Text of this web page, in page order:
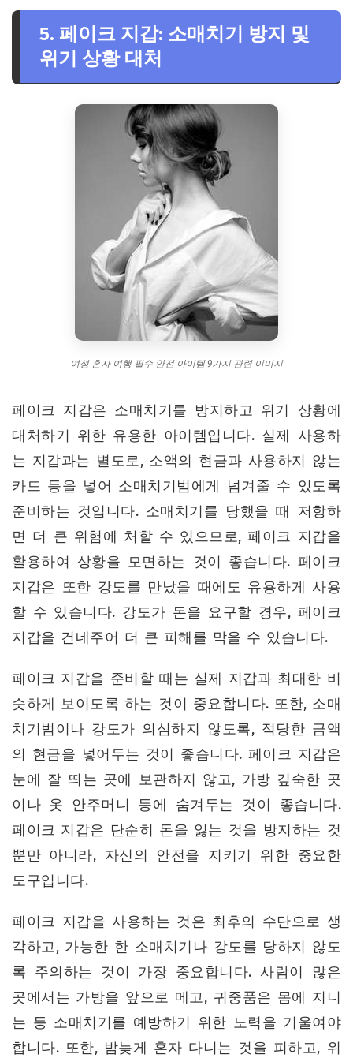
5. 페이크 지갑: 소매치기 방지 및
위기 상황 대처
여성 혼자 여행 필수 안전 아이템 9가지 관련 이미지
페이크 지갑은 소매치기를 방지하고 위기 상황에
대처하기 위한 유용한 아이템입니다. 실제 사용하
는 지갑과는 별도로, 소액의 현금과 사용하지 않는
카드 등을 넣어 소매치기범에게 넘겨줄 수 있도록
준비하는 것입니다. 소매치기를 당했을 때 저항하
면 더 큰 위험에 처할 수 있으므로, 페이크 지갑을
활용하여 상황을 모면하는 것이 좋습니다. 페이크
지갑은 또한 강도를 만났을 때에도 유용하게 사용
할 수 있습니다. 강도가 돈을 요구할 경우, 페이크
지갑을 건네주어 더 큰 피해를 막을 수 있습니다.
페이크 지갑을 준비할 때는 실제 지갑과 최대한 비
슷하게 보이도록 하는 것이 중요합니다. 또한, 소매
치기범이나 강도가 의심하지 않도록, 적당한 금액
의 현금을 넣어두는 것이 좋습니다. 페이크 지갑은
눈에 잘 띄는 곳에 보관하지 않고, 가방 깊숙한 곳
이나 옷 안주머니 등에 숨겨두는 것이 좋습니다.
페이크 지갑은 단순히 돈을 잃는 것을 방지하는 것
뿐만 아니라, 자신의 안전을 지키기 위한 중요한
도구입니다.
페이크 지갑을 사용하는 것은 최후의 수단으로 생
각하고, 가능한 한 소매치기나 강도를 당하지 않도
록 주의하는 것이 가장 중요합니다. 사람이 많은
곳에서는 가방을 앞으로 메고, 귀중품은 몸에 지니
는 등 소매치기를 예방하기 위한 노력을 기울여야
합니다. 또한, 밤늦게 혼자 다니는 것을 피하고, 위